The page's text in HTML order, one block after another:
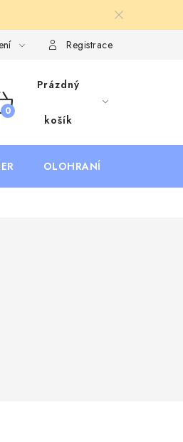
a jiné zájmové organizace
Registrace
Prázdný
košík
OLOHRANÍ